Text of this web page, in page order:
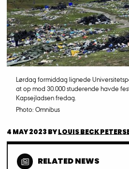
Lørdag formiddag lignede
at op mod 30.000 studerende havde
Kapsejladsen fredag.
Photo: Omnibus
4 MAY 2023 BYLOUIS BECK
RELATED NEWS